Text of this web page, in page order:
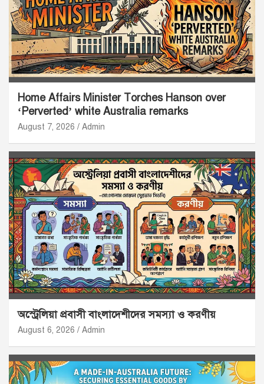
Home Affairs Minister Torches Hanson over
‘Perverted’ white Australia remarks
August 7, 2026 Admin
অস্ট্রেলিয়া প্রবাসী বাংলাদেশীদের সমস্যা ও করণীয়
August 6, 2026 Admin